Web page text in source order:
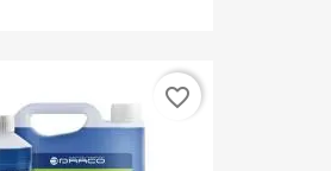
favorite_border